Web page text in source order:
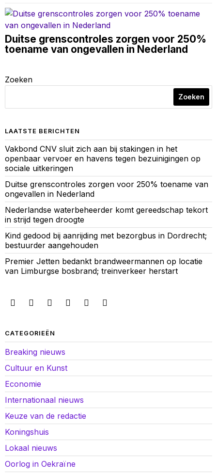
Duitse grenscontroles zorgen voor 250%
toename van ongevallen in Nederland
Zoeken
Zoeken
LAATSTE BERICHTEN
Vakbond CNV sluit zich aan bij stakingen in het
openbaar vervoer en havens tegen bezuinigingen op
sociale uitkeringen
Duitse grenscontroles zorgen voor 250% toename van
ongevallen in Nederland
Nederlandse waterbeheerder komt gereedschap tekort
in strijd tegen droogte
Kind gedood bij aanrijding met bezorgbus in Dordrecht;
bestuurder aangehouden
Premier Jetten bedankt brandweermannen op locatie
van Limburgse bosbrand; treinverkeer herstart
CATEGORIEËN
Breaking nieuws
Cultuur en Kunst
Economie
Internationaal nieuws
Keuze van de redactie
Koningshuis
Lokaal nieuws
Oorlog in Oekraïne